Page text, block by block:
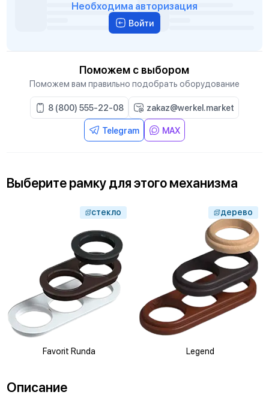
Необходима авторизация
Войти
Поможем с выбором
Поможем вам правильно подобрать оборудование
8 (800) 555-22-08 zakaz@werkel.market
Telegram MAX
Выберитерамку дляэтого механизма
стекло
Favorit Runda
дерево
Legend
Описание